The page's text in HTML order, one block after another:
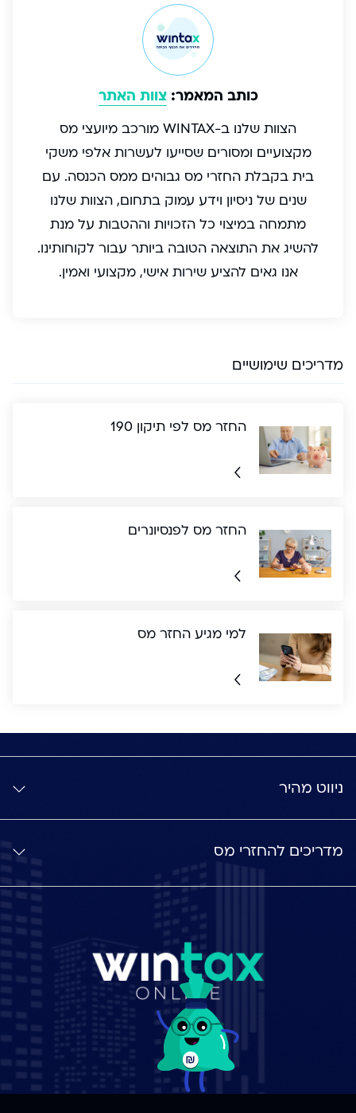
כותב המאמר: צוות האתר
הצוות שלנו ב-WINTAX מורכב מיועצי מס
מקצועיים ומסורים שסייעו לעשרות אלפי משקי
בית בקבלת החזרי מס גבוהים ממס הכנסה. עם
שנים של ניסיון וידע עמוק בתחום, הצוות שלנו
מתמחה במיצוי כל הזכויות וההטבות על מנת
להשיג את התוצאה הטובה ביותר עבור לקוחותינו.
אנו גאים להציע שירות אישי, מקצועי ואמין.
מדריכים שימושיים
החזר מס לפי תיקון 190
החזר מס לפנסיונרים
למי מגיע החזר מס
ניווט מהיר
מדריכים להחזרי מס